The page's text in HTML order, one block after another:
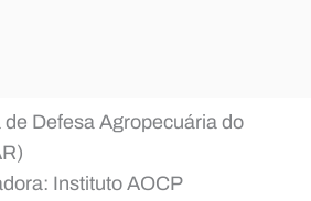
de Defesa Agropecuária do
Instituto AOCP